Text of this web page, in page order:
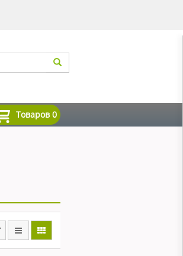
Товаров 0